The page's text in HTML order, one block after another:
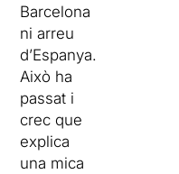
Barcelona
ni arreu
d’Espanya.
Això ha
passat i
crec que
explica
una mica